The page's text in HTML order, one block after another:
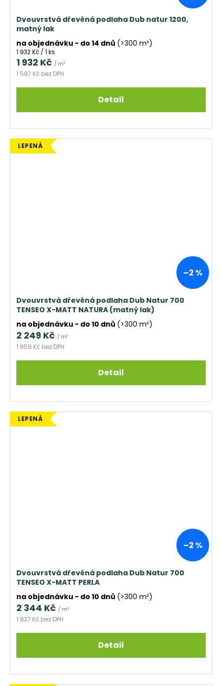
Dvouvrstvá dřevěná podlaha Dub natur 1200,
matný lak
na objednávku - do 14 dnů (>300 m²)
1 597 Kč bez DPH
1 932 Kč / m²
Měrná
cena:
1 932 Kč / 1 ks
Detail
LEPENÁ
–2 %
Dvouvrstvá dřevěná podlaha Dub Natur 700
TENSEO X-MATT NATURA (matný lak)
na objednávku - do 10 dnů (>300 m²)
1 859 Kč bez DPH
2 249 Kč / m²
Detail
LEPENÁ
–2 %
Dvouvrstvá dřevěná podlaha Dub Natur 700
TENSEO X-MATT PERLA
na objednávku - do 10 dnů (>300 m²)
1 937 Kč bez DPH
2 344 Kč / m²
Detail